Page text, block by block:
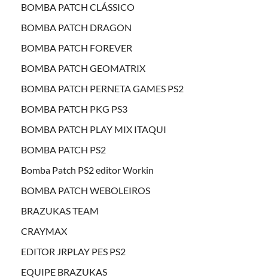
BOMBA PATCH CLÁSSICO
BOMBA PATCH DRAGON
BOMBA PATCH FOREVER
BOMBA PATCH GEOMATRIX
BOMBA PATCH PERNETA GAMES PS2
BOMBA PATCH PKG PS3
BOMBA PATCH PLAY MIX ITAQUI
BOMBA PATCH PS2
Bomba Patch PS2 editor Workin
BOMBA PATCH WEBOLEIROS
BRAZUKAS TEAM
CRAYMAX
EDITOR JRPLAY PES PS2
EQUIPE BRAZUKAS